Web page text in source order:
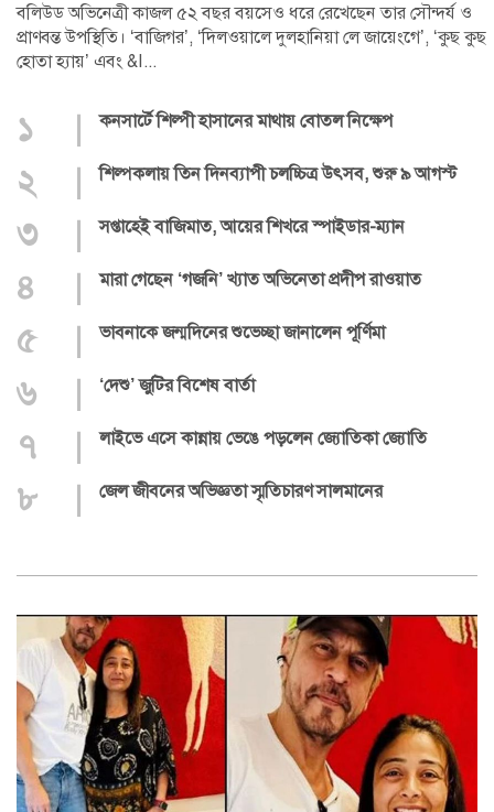
বলিউড অভিনেত্রী কাজল ৫২ বছর বয়সেও ধরে রেখেছেন তার সৌন্দর্য ও
প্রাণবন্ত উপস্থিতি। ‘বাজিগর’, ‘দিলওয়ালে দুলহানিয়া লে জায়েংগে’, ‘কুছ কুছ
হোতা হ্যায়’ এবং &l...
১ | কনসার্টে শিল্পী হাসানের মাথায় বোতল নিক্ষেপ
২ | শিল্পকলায় তিন দিনব্যাপী চলচ্চিত্র উৎসব, শুরু ৯ আগস্ট
৩ | সপ্তাহেই বাজিমাত, আয়ের শিখরে স্পাইডার-ম্যান
৪ | মারা গেছেন ‘গজনি’ খ্যাত অভিনেতা প্রদীপ রাওয়াত
৫ | ভাবনাকে জন্মদিনের শুভেচ্ছা জানালেন পূর্ণিমা
৬ | ‘দেশু’ জুটির বিশেষ বার্তা
৭ | লাইভে এসে কান্নায় ভেঙে পড়লেন জ্যোতিকা জ্যোতি
৮ | জেল জীবনের অভিজ্ঞতা স্মৃতিচারণ সালমানের